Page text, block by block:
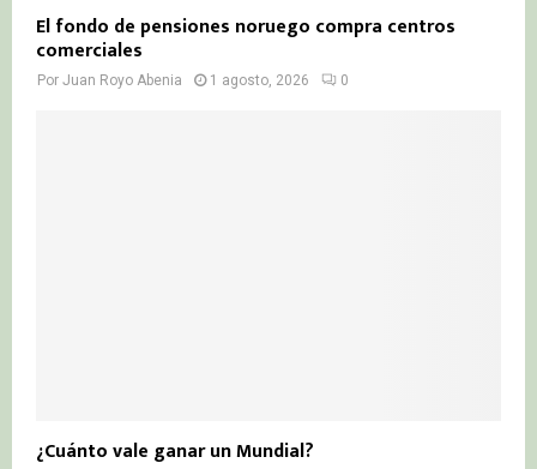
El fondo de pensiones noruego compra centros
comerciales
Por Juan Royo Abenia 1 agosto, 2026 0
¿Cuánto vale ganar un Mundial?